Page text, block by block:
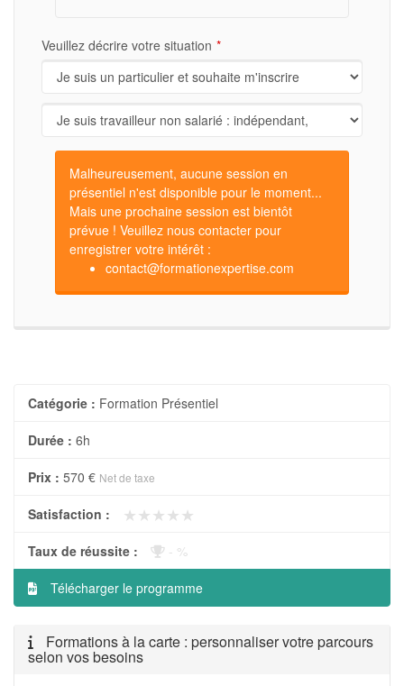
Veuillez décrire votre situation
Malheureusement, aucune session en
présentiel n'est disponible pour le moment...
Mais une prochaine session est bientôt
prévue ! Veuillez nous contacter pour
enregistrer votre intérêt :
contact@formationexpertise.com
Catégorie : Formation Présentiel
Durée : 6h
Prix : 570 € Net de taxe
Satisfaction : ★★★★★
★★★★★
Taux de réussite : - %
Télécharger le programme
Formations à la carte : personnaliser votre parcours
selon vos besoins